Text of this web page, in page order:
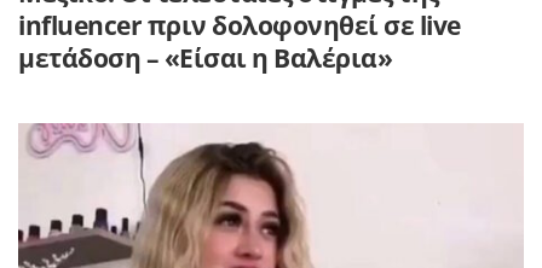
influencer πριν δολοφονηθεί σε live
μετάδοση – «Είσαι η Βαλέρια»